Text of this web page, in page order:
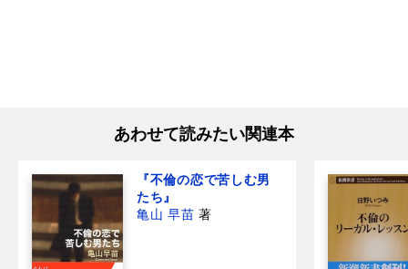
あわせて読みたい関連本
『不倫の恋で苦しむ男
たち』
亀山 早苗 著